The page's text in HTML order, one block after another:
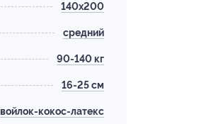
140х200
средний
90-140 кг
16-25 см
войлок-кокос-латекс